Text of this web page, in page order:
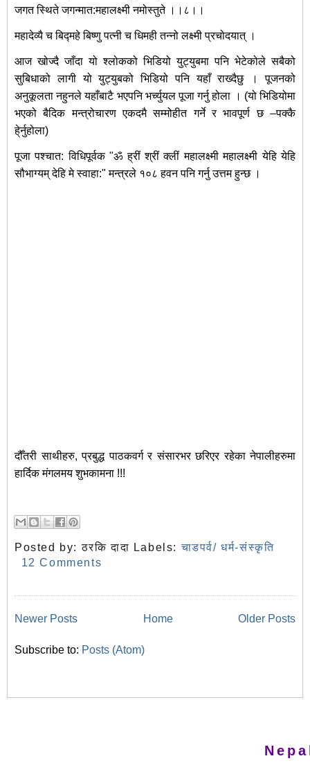
जगत स्थिते जगन्मात:महालक्ष्मी नमोस्तुते ।।८।।
महादेव्यै च बिद्महे बिष्णु पत्नी च धिमही तन्नो लक्ष्मी प्रचोदयात् ।
आज खोज्दै जाँदा यो श्लोकको भिडियो युट्युबमा पनि भेटेकोले सबैको
सुबिधाको लागी यो युट्युबको भिडियो पनि यहाँ राख्दैछु । पूजनको
अनुकूलता नहुनले यहाँबाटै भएपनि भर्च्युयल पूजा गर्नु होला । (यो भिडियोमा
भएको बैदिक मन्त्रोचारण एकदमै सम्मोहीत गर्ने र भावपूर्ण छ –पक्कै
हे्र्नुहोला)
पूजा पश्चात: विधिपूर्वक "ॐ ह्रीं श्रीं क्लीं महालक्ष्मी महालक्ष्मी येहि येहि
सौभाग्यम् देहि मे स्वाहा:" मन्त्रले १०८ हवन पनि गर्नु उत्तम हुन्छ ।
दौँतरी साथीहरु, प्रबुद्ध पाठकवर्ग र संसारभर छरिएर रहेका नेपालीहरुमा
हार्दिक मंगलमय शुभकामना !!!
Posted by:ठरकि दादा Labels:चाडपर्व/ धर्म-संस्कृति
12 Comments
Newer Posts Older Posts
Home
Subscribe to: Posts (Atom)